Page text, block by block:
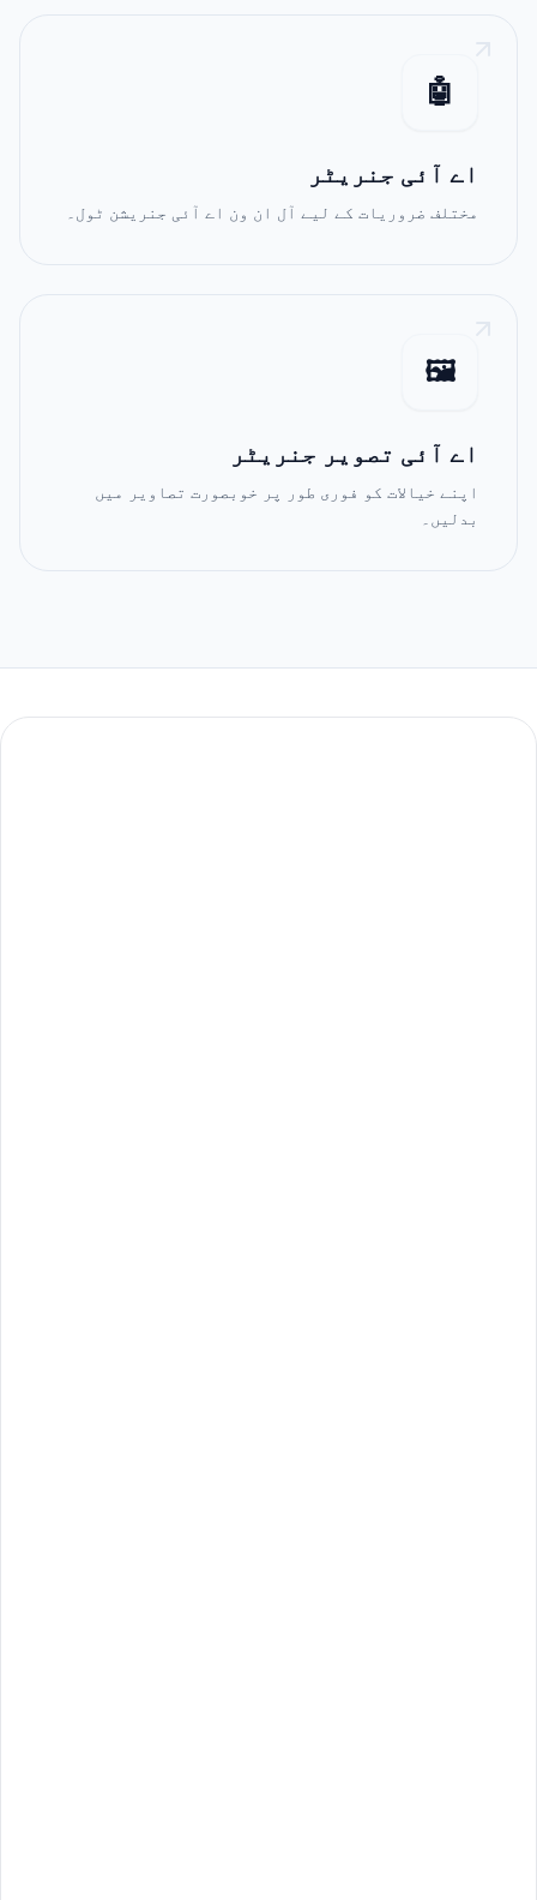
🤖
اے آئی جنریٹر
مختلف ضروریات کے لیے آل ان ون اے آئی جنریشن ٹول۔
🖼️
اے آئی تصویر جنریٹر
اپنے خیالات کو فوری طور پر خوبصورت تصاویر میں
بدلیں۔